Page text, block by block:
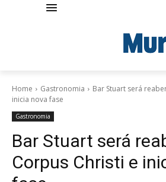
Home Gastronomia
Bar Stuart será
inicia nova fase
Gastronomia
Bar Stuart será
Corpus Christi e